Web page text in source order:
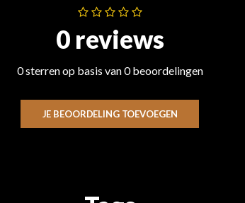
0 reviews
0 sterren op basis van 0 beoordelingen
JE BEOORDELING TOEVOEGEN